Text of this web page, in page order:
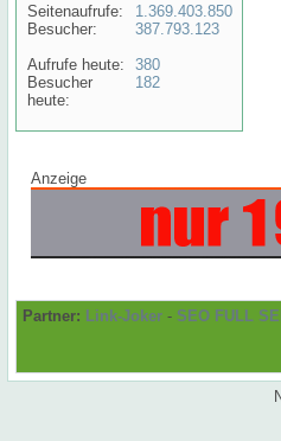
Seitenaufrufe:
Besucher:
Aufrufe heute:
Besucher
heute:
1.369.403.850
387.793.123
380
182
Anzeige
Partner: Link-Joker - SEO FULL